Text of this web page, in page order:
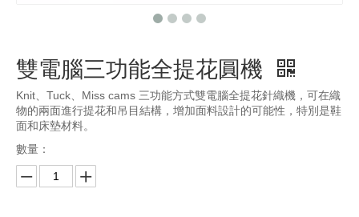
雙電腦三功能全提花圓機
Knit、Tuck、Miss cams 三功能方式雙電腦全提花針織機，可在織
物的兩面進行提花和吊目結構，增加面料設計的可能性，特別是鞋
面和床墊材料。
數量：